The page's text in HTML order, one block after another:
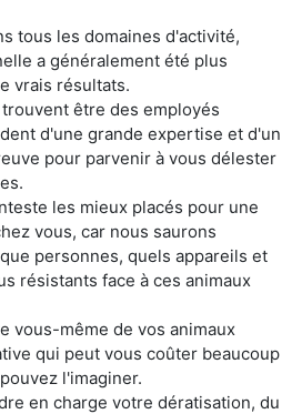
tous les domaines d'activité,
a généralement été plus
vrais résultats.
être des employés
d'une grande expertise et d'un
pour parvenir à vous délester
les mieux placés pour une
vous, car nous saurons
personnes, quels appareils et
résistants face à ces animaux
vous-même de vos animaux
qui peut vous coûter beaucoup
l'imaginer.
en charge votre dératisation, du